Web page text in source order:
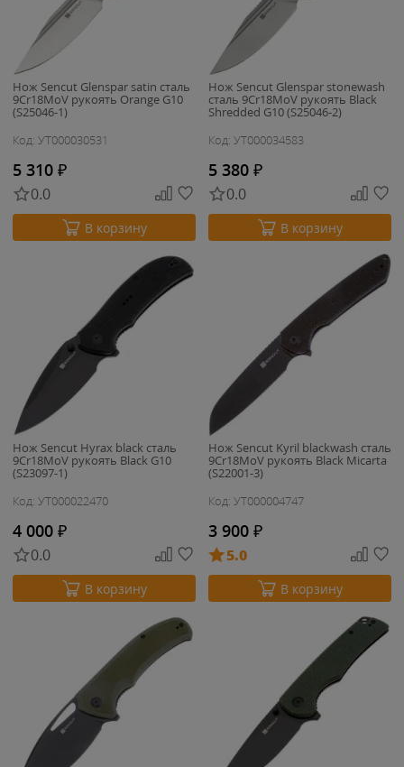
Нож Sencut Glenspar satin сталь
9Cr18MoV рукоять Orange G10
(S25046-1)
Код: УТ000030531
5 310 ₽
0.0
В корзину
Нож Sencut Glenspar stonewash
сталь 9Cr18MoV рукоять Black
Shredded G10 (S25046-2)
Код: УТ000034583
5 380 ₽
0.0
В корзину
Нож Sencut Hyrax black сталь
9Cr18MoV рукоять Black G10
(S23097-1)
Код: УТ000022470
4 000 ₽
0.0
В корзину
Нож Sencut Kyril blackwash сталь
9Cr18MoV рукоять Black Micarta
(S22001-3)
Код: УТ000004747
3 900 ₽
5.0
В корзину